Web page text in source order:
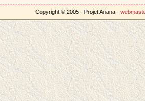
Copyright © 2005 - Projet Ariana -